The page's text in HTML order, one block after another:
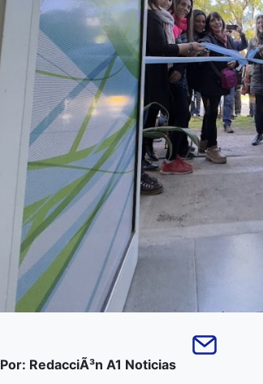
Por: RedacciÃ³n A1 Noticias